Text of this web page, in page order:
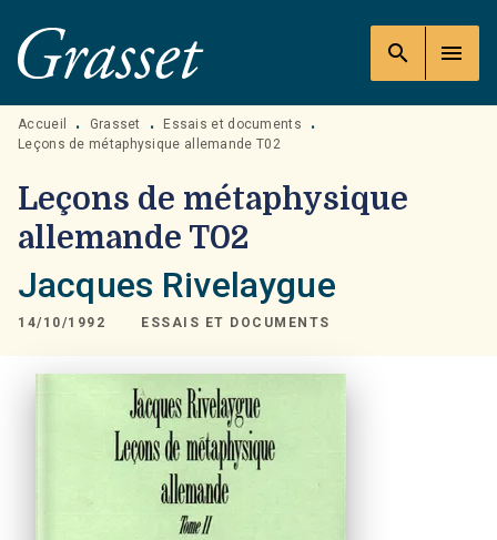
MENU RECHERCHE
PIED DE PAGE
search menu
Accueil • Grasset • Essais et documents
•
Leçons de métaphysique allemande T02
Leçons de métaphysique
allemande T02
Jacques Rivelaygue
14/10/1992 ESSAIS ET DOCUMENTS